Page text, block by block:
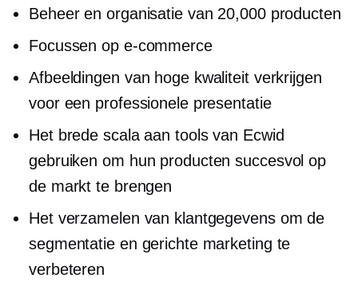
Beheer en organisatie van 20,000 producten
Focussen op e-commerce
Afbeeldingen van hoge kwaliteit verkrijgen
voor een professionele presentatie
Het brede scala aan tools van Ecwid
gebruiken om hun producten succesvol op
de markt te brengen
Het verzamelen van klantgegevens om de
segmentatie en gerichte marketing te
verbeteren